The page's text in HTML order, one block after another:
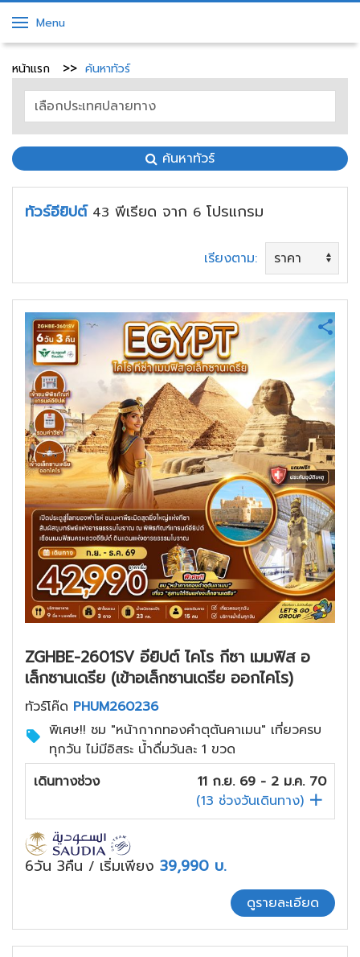
Menu
หน้าแรก ค้นหาทัวร์
ค้นหาทัวร์
ทัวร์อียิปต์ 43 พีเรียด จาก 6 โปรแกรม
เรียงตาม:
ZGHBE-2601SV อียิปต์ ไคโร กีซา เมมฟิส อ
เล็กซานเดรีย (เข้าอเล็กซานเดรีย ออกไคโร)
ทัวร์โค๊ด PHUM260236
พิเศษ!! ชม "หน้ากากทองคำตุตันคาเมน" เที่ยวครบ
ทุกวัน ไม่มีอิสระ น้ำดื่มวันละ 1 ขวด
เดินทางช่วง
11 ก.ย. 69 - 2 ม.ค. 70
(13 ช่วงวันเดินทาง)
6วัน 3คืน / เริ่มเพียง 39,990 บ.
ดูรายละเอียด